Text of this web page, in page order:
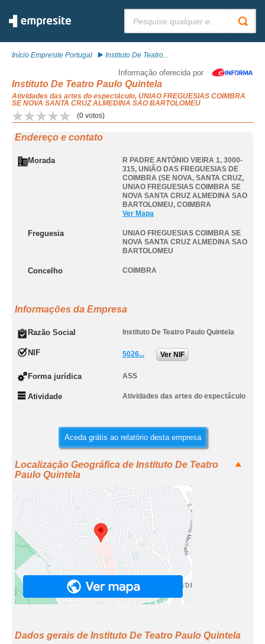
Início Empresite Portugal Instituto De Teatro...
Informação oferecida por
Instituto De Teatro Paulo Quintela
Atividades das artes do espectáculo, UNIAO FREGUESIAS COIMBRA
SE NOVA SANTA CRUZ ALMEDINA SAO BARTOLOMEU
(0 votos)
Endereço e contato
Morada
R PADRE ANTÓNIO VIEIRA 1, 3000-
315, UNIÃO DAS FREGUESIAS DE
COIMBRA (SE NOVA, SANTA CRUZ,
UNIAO FREGUESIAS COIMBRA SE
NOVA SANTA CRUZ ALMEDINA SAO
BARTOLOMEU, COIMBRA
Ver Mapa
Freguesia
UNIAO FREGUESIAS COIMBRA SE
NOVA SANTA CRUZ ALMEDINA SAO
BARTOLOMEU
Concelho COIMBRA
Informações da Empresa
Razão Social Instituto De Teatro Paulo Quintela
NIF 5026... Ver NIF
Forma jurídica ASS
Atividade Atividades das artes do espectáculo
Aceda grátis ao relatório desta empresa
Localização Geográfica de Instituto De Teatro
Paulo Quintela
Dados gerais de Instituto De Teatro Paulo Quintela